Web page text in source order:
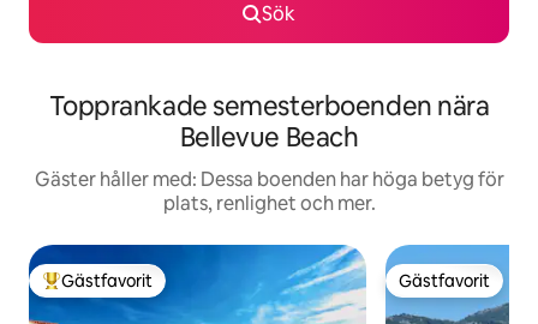
Sök
Topprankade semesterboenden nära
Bellevue Beach
Gäster håller med: Dessa boenden har höga betyg för
plats, renlighet och mer.
Populär gästfavorit
Gästfavorit Gästfavorit
Gästfavorit